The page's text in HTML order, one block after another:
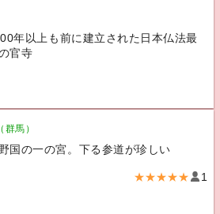
年以上も前に建立された日本仏法最
官寺
（群馬）
野国の一の宮。下る参道が珍しい
★★★★★ 1